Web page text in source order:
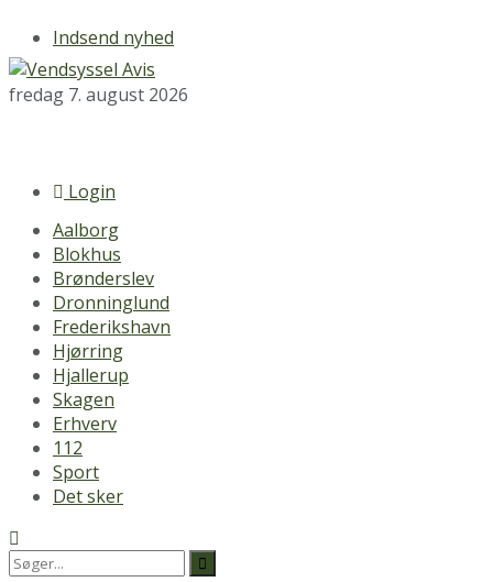
Indsend nyhed
fredag 7. august 2026
Login
Aalborg
Blokhus
Brønderslev
Dronninglund
Frederikshavn
Hjørring
Hjallerup
Skagen
Erhverv
112
Sport
Det sker